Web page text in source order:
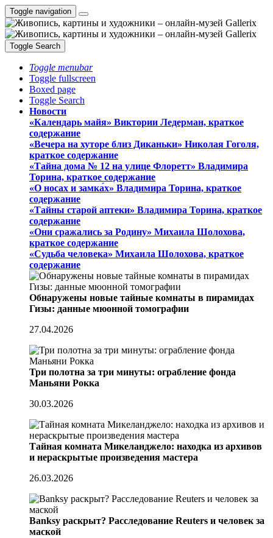
Toggle navigation
Toggle Search
Toggle menubar
Toggle fullscreen
Boxed page
Toggle Search
Новости
«Календарь майя» Виктории Ледерман, краткое
содержание
«Вечера на хуторе близ Диканьки» Николая Гоголя,
краткое содержание
«Тайна дома № 12 на улице Флоретт» Владимира
Торина, краткое содержание
«О носах и замка́х» Владимира Торина, краткое
содержание
«Тайны старой аптеки» Владимира Торина, краткое
содержание
«Они сражались за Родину» Михаила Шолохова,
краткое содержание
«Судьба человека» Михаила Шолохова, краткое
содержание
Обнаружены новые тайные комнаты в пирамидах
Гизы: данные мюонной томографии
27.04.2026
Три полотна за три минуты: ограбление фонда
Маньяни Рокка
30.03.2026
Тайная комната Микеланджело: находка из архивов
и нераскрытые произведения мастера
26.03.2026
Banksy раскрыт? Расследование Reuters и человек за
маской